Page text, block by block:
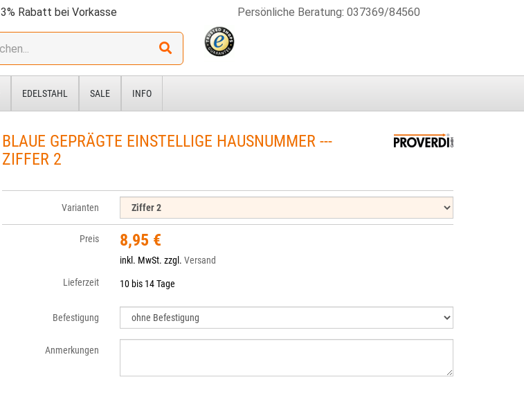
3% Rabatt bei Vorkasse Persönliche Beratung: 037369/84560
EDELSTAHL SALE INFO
BLAUE GEPRÄGTE EINSTELLIGE HAUSNUMMER ---
ZIFFER 2
Varianten
Preis 8,95 €
inkl. MwSt. zzgl.Versand
Lieferzeit
10 bis 14 Tage
Befestigung
Anmerkungen